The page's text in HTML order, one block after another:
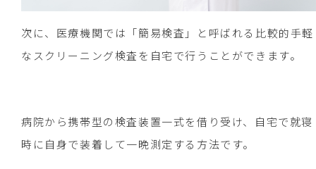
次に、医療機関では「簡易検査」と呼ばれる比較的手軽
なスクリーニング検査を自宅で行うことができます。
病院から携帯型の検査装置一式を借り受け、自宅で就寝
時に自身で装着して一晩測定する方法です。